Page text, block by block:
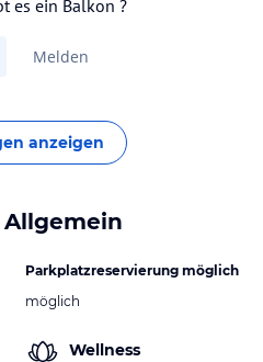
es ein Balkon ?
Melden
anzeigen
Parkplatzreservierung möglich
möglich
Wellness